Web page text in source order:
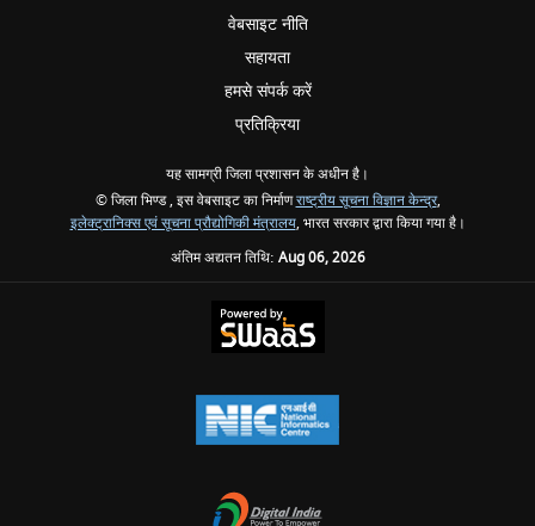
वेबसाइट नीति
सहायता
हमसे संपर्क करें
प्रतिक्रिया
यह सामग्री जिला प्रशासन के अधीन है।
© जिला भिण्ड , इस वेबसाइट का निर्माणराष्ट्रीय सूचना विज्ञान केन्द्र,
इलेक्ट्रानिक्स एवं सूचना प्रौद्योगिकी मंत्रालय, भारत सरकार द्वारा किया गया है।
अंतिम अद्यतन तिथि: Aug 06, 2026